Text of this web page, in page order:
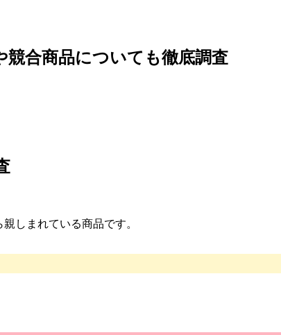
競合商品についても徹底調査
しまれている商品です。